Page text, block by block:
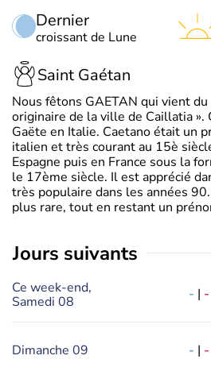
Dernier
croissant de Lune
Saint Gaétan
Nous fêtons GAETAN qui vient
originaire de la ville de Caillatia
Gaëte en Italie. Caetano était un
italien et très courant au 15è
Espagne puis en France sous la
le 17ème siècle. Il est apprécié
très populaire dans les années
plus rare, tout en restant un
jours suivants
Ce week-end,
Samedi 08
- | -
Dimanche 09 - | -